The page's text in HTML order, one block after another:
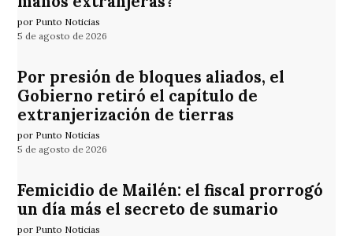
por Punto Noticias
5 de agosto de 2026
Por presión de bloques aliados, el
Gobierno retiró el capítulo de
extranjerización de tierras
por Punto Noticias
5 de agosto de 2026
Femicidio de Mailén: el fiscal prorrogó
un día más el secreto de sumario
por Punto Noticias